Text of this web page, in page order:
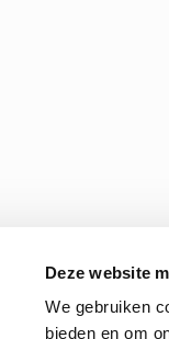
Deze website
We gebruiken
bieden en om